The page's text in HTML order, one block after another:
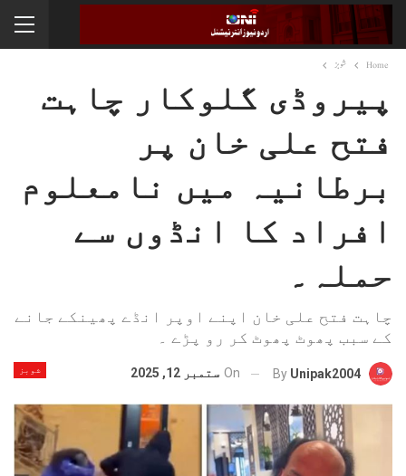
Home شوبز
پیروڈی گلوکار چاہت
فتح علی خان پر
برطانیہ میں نامعلوم
افراد کا انڈوں سے
حملہ۔
چاہت فتح علی خان اپنے اوپر انڈے پھینکے جانے
کے سبب پھوٹ پھوٹ کر رو پڑے ۔
شوبز By Unipak2004
On ستمبر 12, 2025